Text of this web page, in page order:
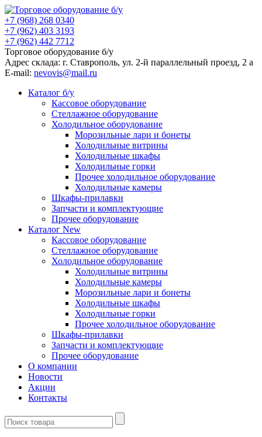
+7 (968) 268 0340
+7 (962) 403 3193
+7 (962) 442 7712
Торговое оборудование б/у
Адрес склада: г. Ставрополь, ул. 2-й параллельный проезд, 2 a
E-mail: nevovis@mail.ru
Каталог б/у
Кассовое оборудование
Стеллажное оборудование
Холодильное оборудование
Морозильные лари и бонеты
Холодильные витрины
Холодильные шкафы
Холодильные горки
Прочее холодильное оборудование
Холодильные камеры
Шкафы-прилавки
Запчасти и комплектующие
Прочее оборудование
Каталог New
Кассовое оборудование
Стеллажное оборудование
Холодильное оборудование
Холодильные витрины
Холодильные камеры
Морозильные лари и бонеты
Холодильные шкафы
Холодильные горки
Прочее холодильное оборудование
Шкафы-прилавки
Запчасти и комплектующие
Прочее оборудование
О компании
Новости
Акции
Контакты